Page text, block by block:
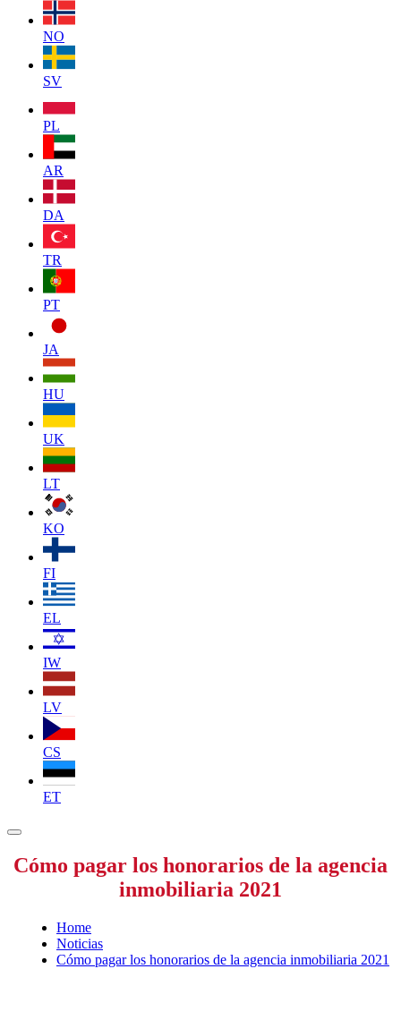
NO
SV
PL
AR
DA
TR
PT
JA
HU
UK
LT
KO
FI
EL
IW
LV
CS
ET
Cómo pagar los honorarios de la agencia
inmobiliaria 2021
Home
Noticias
Cómo pagar los honorarios de la agencia inmobiliaria 2021